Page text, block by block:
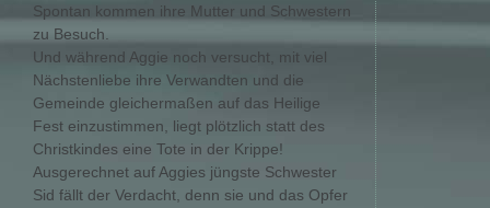
Spontan kommen ihre Mutter und Schwestern
zu Besuch.
Und während Aggie noch versucht, mit viel
Nächstenliebe ihre Verwandten und die
Gemeinde gleichermaßen auf das Heilige
Fest einzustimmen, liegt plötzlich statt des
Christkindes eine Tote in der Krippe!
Ausgerechnet auf Aggies jüngste Schwester
Sid fällt der Verdacht, denn sie und das Opfer